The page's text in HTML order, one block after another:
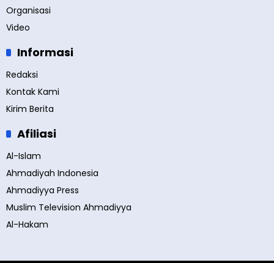
Organisasi
Video
Informasi
Redaksi
Kontak Kami
Kirim Berita
Afiliasi
Al-Islam
Ahmadiyah Indonesia
Ahmadiyya Press
Muslim Television Ahmadiyya
Al-Hakam